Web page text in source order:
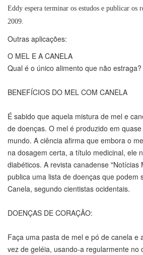
Eddy espera terminar os estudos e publicar os
2009.
Outras aplicações:
O MEL E A CANELA
Qual é o único alimento que não
BENEFÍCIOS DO MEL COM CANELA
É sabido que aquela mistura de mel e
de doenças. O mel é produzido em
mundo. A ciência afirma que embora o
na dosagem certa, a título medicinal, ele
diabéticos. A revista canadense "Notícias
publica uma lista de doenças que podem
Canela, segundo cientistas ocidentais.
DOENÇAS DE CORAÇÃO:
Faça uma pasta de mel e pó de canela e
vez de geléia, usando-a regularmente no